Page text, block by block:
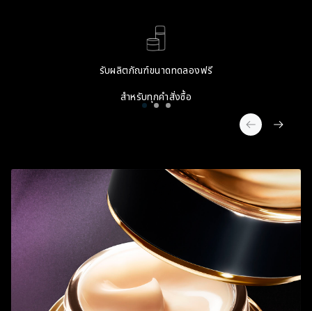
รับผลิตภัณฑ์ขนาดทดลองฟรี
สำหรับทุกคำสั่งซื้อ